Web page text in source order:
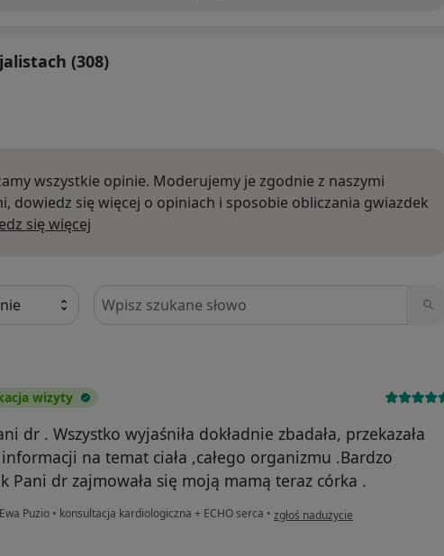
(308)
wszystkie opinie. Moderujemy je zgodnie z naszymi
dowiedz się więcej o opiniach i sposobie obliczania gwiazdek
się więcej
Szukaj w opiniach
wizyty
dr . Wszystko wyjaśniła dokładnie zbadała, przekazała
na temat ciała ,całego organizmu .Bardzo
Pani dr zajmowała się moją mamą teraz córka .
Puzio • konsultacja kardiologiczna + ECHO serca • w opinii użytkownika BB
zgłoś nadużycie